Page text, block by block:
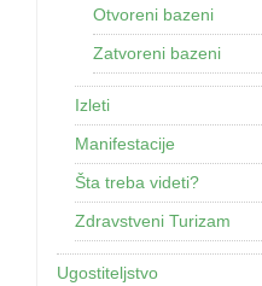
Otvoreni bazeni
Zatvoreni bazeni
Izleti
Manifestacije
Šta treba videti?
Zdravstveni Turizam
Ugostiteljstvo